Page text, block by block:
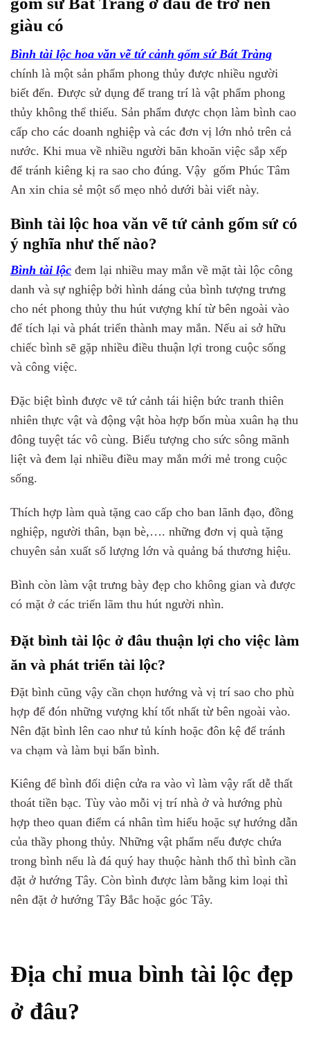
giàu có
Bình tài lộc hoa văn vẽ tứ cảnh gốm sứ Bát Tràng
chính là một sản phẩm phong thủy được nhiều người
biết đến. Được sử dụng để trang trí là vật phẩm phong
thủy không thể thiếu. Sản phẩm được chọn làm bình cao
cấp cho các doanh nghiệp và các đơn vị lớn nhỏ trên cả
nước. Khi mua về nhiều người băn khoăn việc sắp xếp
để tránh kiêng kị ra sao cho đúng. Vậy gốm Phúc Tâm
An xin chia sẻ một số mẹo nhỏ dưới bài viết này.
Bình tài lộc hoa văn vẽ tứ cảnh gốm sứ có
ý nghĩa như thế nào?
Bình tài lộc đem lại nhiều may mắn về mặt tài lộc công
danh và sự nghiệp bởi hình dáng của bình tượng trưng
cho nét phong thủy thu hút vượng khí từ bên ngoài vào
để tích lại và phát triển thành may mắn. Nếu ai sở hữu
chiếc bình sẽ gặp nhiều điều thuận lợi trong cuộc sống
và công việc.
Đặc biệt bình được vẽ tứ cảnh tái hiện bức tranh thiên
nhiên thực vật và động vật hòa hợp bốn mùa xuân hạ thu
đông tuyệt tác vô cùng. Biểu tượng cho sức sông mãnh
liệt và đem lại nhiều điều may mắn mới mẻ trong cuộc
sống.
Thích hợp làm quà tặng cao cấp cho ban lãnh đạo, đồng
nghiệp, người thân, bạn bè,…. những đơn vị quà tặng
chuyên sản xuất số lượng lớn và quảng bá thương hiệu.
Bình còn làm vật trưng bày đẹp cho không gian và được
có mặt ở các triển lãm thu hút người nhìn.
Đặt bình tài lộc ở đâu thuận lợi cho việc làm
ăn và phát triển tài lộc?
Đặt bình cũng vậy cần chọn hướng và vị trí sao cho phù
hợp để đón những vượng khí tốt nhất từ bên ngoài vào.
Nên đặt bình lên cao như tủ kính hoặc đôn kệ để tránh
va chạm và làm bụi bẩn bình.
Kiêng để bình đối diện cửa ra vào vì làm vậy rất dễ thất
thoát tiền bạc. Tùy vào mỗi vị trí nhà ở và hướng phù
hợp theo quan điểm cá nhân tìm hiểu hoặc sự hướng dẫn
của thầy phong thủy. Những vật phẩm nếu được chứa
trong bình nếu là đá quý hay thuộc hành thổ thì bình cần
đặt ở hướng Tây. Còn bình được làm bằng kim loại thì
nên đặt ở hướng Tây Bắc hoặc góc Tây.
Địa chỉ mua bình tài lộc đẹp
ở đâu?